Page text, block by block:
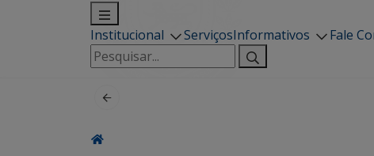
Institucional ServiçosInformativos
Fale
Pesquisar
por: